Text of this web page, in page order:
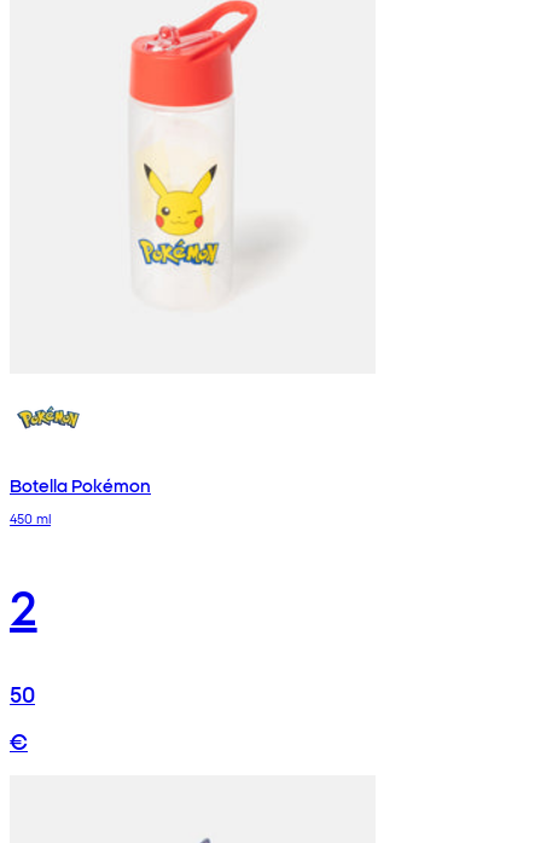
Botella Pokémon
450 ml
2
50
€